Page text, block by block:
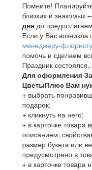
Помните!
близких и знакомых
дня до
Если у Вас возникла
менеджеру-
помочь и сделаем
Праздник
Для оформления
ЦветыПлюс Вам
+ выбрать
подарок;
+ кликнуть на него;
+ в карточке товара
описанием,
размер букета или
предусмотрено в
+ в карточке товара